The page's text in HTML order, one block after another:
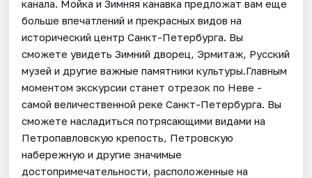
канала. Мойка и Зимняя канавка предложат вам еще
больше впечатлений и прекрасных видов на
исторический центр Санкт-Петербурга. Вы
сможете увидеть Зимний дворец, Эрмитаж, Русский
музей и другие важные памятники культуры.Главным
моментом экскурсии станет отрезок по Неве -
самой величественной реке Санкт-Петербурга. Вы
сможете насладиться потрясающими видами на
Петропавловскую крепость, Петровскую
набережную и другие значимые
достопримечательности, расположенные на